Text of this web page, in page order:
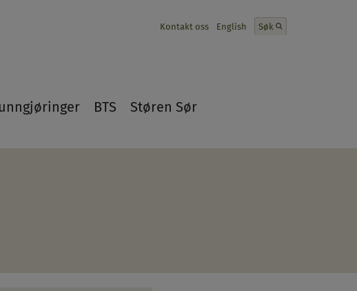
BTS Støren Sør
Kontakt oss English Søk